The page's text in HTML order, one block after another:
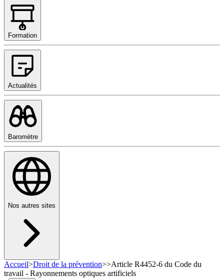
Formation
Actualités
Baromètre
Nos autres sites
Accueil>Droit de la prévention>>Article R4452-6 du Code du
travail - Rayonnements optiques artificiels